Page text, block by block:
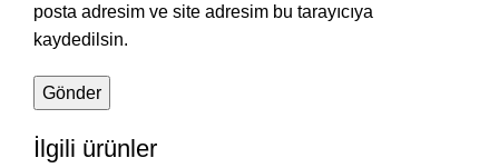
posta adresim ve site adresim bu tarayıcıya
kaydedilsin.
İlgili ürünler